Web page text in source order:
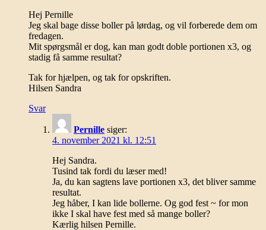
Hej Pernille
Jeg skal bage disse boller på lørdag, og vil forberede dem om
fredagen.
Mit spørgsmål er dog, kan man godt doble portionen x3, og
stadig få samme resultat?
Tak for hjælpen, og tak for opskriften.
Hilsen Sandra
Svar
Pernille siger:
4. november 2021 kl. 12:51
Hej Sandra.
Tusind tak fordi du læser med!
Ja, du kan sagtens lave portionen x3, det bliver samme
resultat.
Jeg håber, I kan lide bollerne. Og god fest ~ for mon
ikke I skal have fest med så mange boller?
Kærlig hilsen Pernille.